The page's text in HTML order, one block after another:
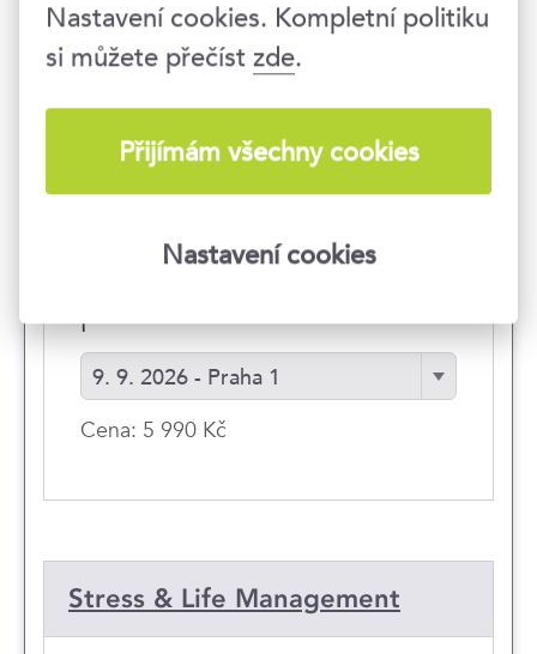
Pozitivní mindset jako
dovednost
Naučte se myslet
9. 9. 2026 - Praha 1
Cena: 5 990 Kč
Stress & Life Management
Nastavení cookies. Kompletní politiku
si můžete přečístzde.
Přijímám všechny cookies
Nastavení cookies